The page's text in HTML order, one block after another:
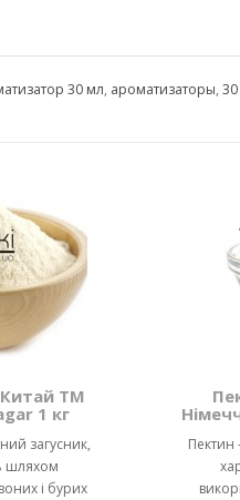
30 мл, ароматизаторы,
Китай ТМ
1 кг
загусник,
шляхом
і бурих
Пектин